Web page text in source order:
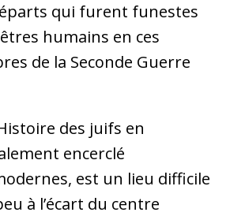
qui furent funestes
humains en ces
de la Seconde Guerre
des juifs en
encerclé
est un lieu difficile
à l’écart du centre